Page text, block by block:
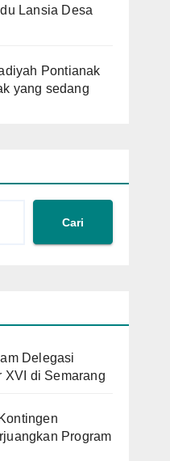
Lansia Desa
Pontianak
yang sedang
Cari
Delegasi
XVI di Semarang
Program